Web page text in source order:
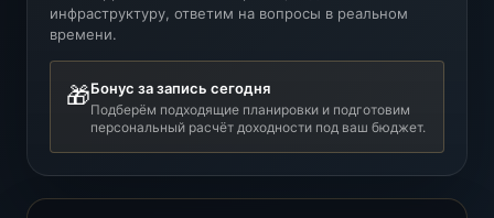
инфраструктуру, ответим на вопросы в реальном
времени.
🎁Бонус за запись сегодня
Подберём подходящие планировки и подготовим
персональный расчёт доходности под ваш бюджет.